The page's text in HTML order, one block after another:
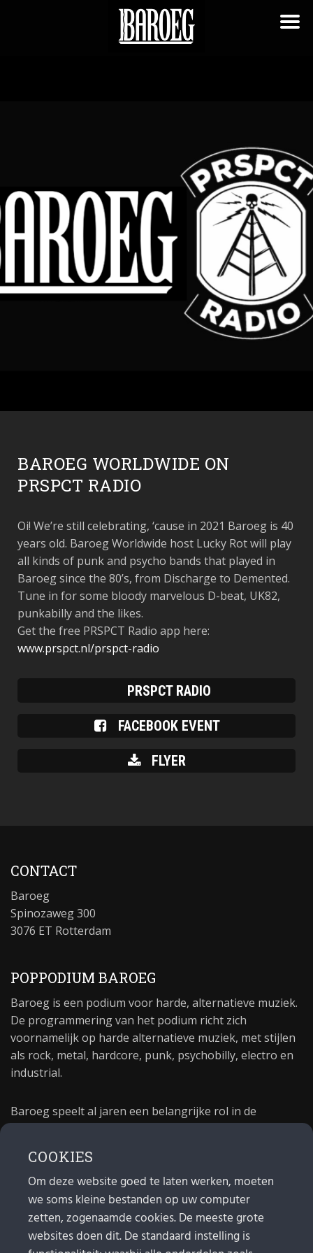
BAROEG WORLDWIDE ON
PRSPCT RADIO
Oi! We’re still celebrating, ‘cause in 2021 Baroeg is 40
years old. Baroeg Worldwide host Lucky Rot will play
all kinds of punk and psycho bands that played in
Baroeg since the 80’s, from Discharge to Demented.
Tune in for some bloody marvelous D-beat, UK82,
punkabilly and the likes.
Get the free PRSPCT Radio app here:
www.prspct.nl/prspct-radio
PRSPCT RADIO
FACEBOOK EVENT
FLYER
CONTACT
Baroeg
Spinozaweg 300
3076 ET Rotterdam
POPPODIUM BAROEG
Baroeg is een podium voor harde, alternatieve muziek.
De programmering van het podium richt zich
voornamelijk op harde alternatieve muziek, met stijlen
als rock, metal, hardcore, punk, psychobilly, electro en
industrial.
Baroeg speelt al jaren een belangrijke rol in de
poppodium 40 jaar.
MAIL
Algemeen: info@baroeg.nl
COOKIES
Om deze website goed te laten werken, moeten
we soms kleine bestanden op uw computer
zetten, zogenaamde cookies. De meeste grote
websites doen dit. De standaard instelling is